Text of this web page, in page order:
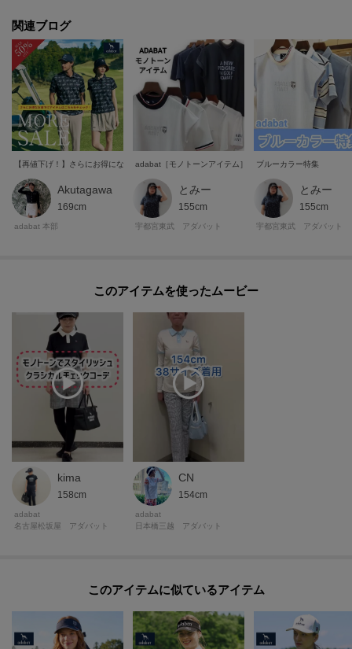
が異なる場合もございます。
モデル情報：身長163cm B85 W58 H92 着用サイズ：38（M）
関連ブログ
【再値下げ！】さらにお得になったセールアイテムをチェック
Akutagawa
169cm
adabat 本部
adabat［モノトーンアイテム］
とみー
155cm
宇都宮東武 アダバット
ブルーカラー特集
とみー
155cm
宇都宮東武 アダバット
このアイテムを使ったムービー
kima
158cm
adabat
名古屋松坂屋 アダバット
CN
154cm
adabat
日本橋三越 アダバット
このアイテムに似ているアイテム